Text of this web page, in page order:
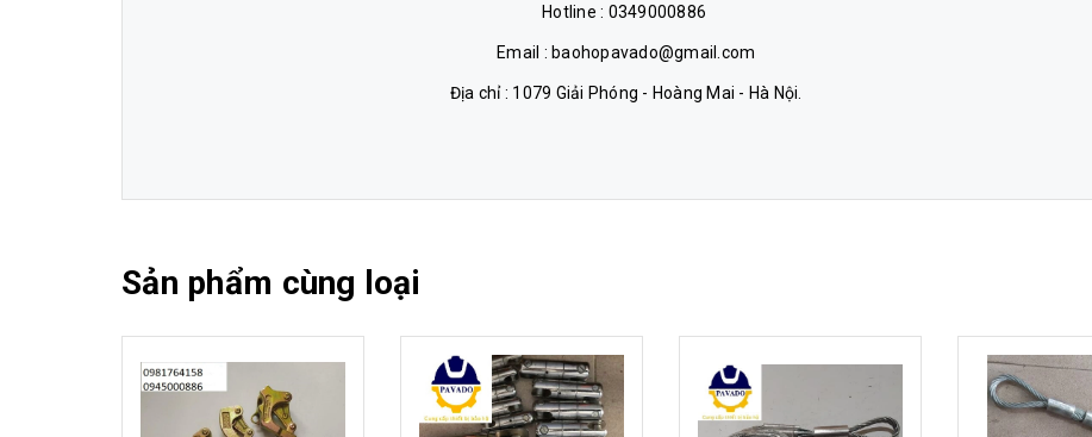
Hotline : 0349000886
Email : baohopavado@gmail.com
Địa chỉ : 1079 Giải Phóng - Hoàng Mai - Hà Nội.
Sản phẩm cùng loại